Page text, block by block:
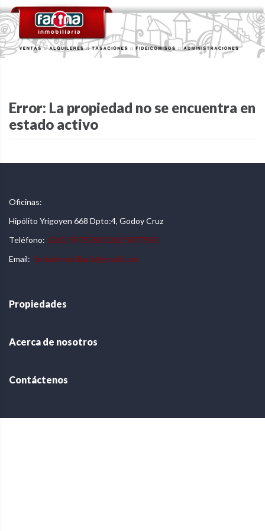
Error: La propiedad no se encuentra en
estado activo
Oficinas:
Hipólito Yrigoyen 668 Dpto:4, Godoy Cruz
Teléfono: (261) 5975760 (261) 5877590
Email: farinainmobiliaria@gmail.com
Propiedades
Acerca de nosotros
Contáctenos